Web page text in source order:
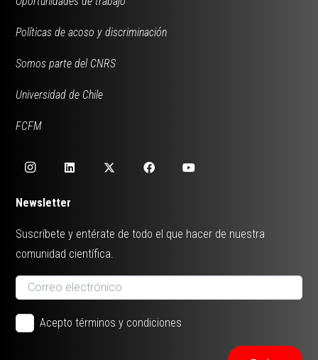
Políticas de acoso y discriminación
Somos parte del CNRS
Universidad de Chile
FCFM
Newsletter
Suscríbete y entérate de todo el que hacer de nuestra
comunidad científica.
Acepto términos y condiciones